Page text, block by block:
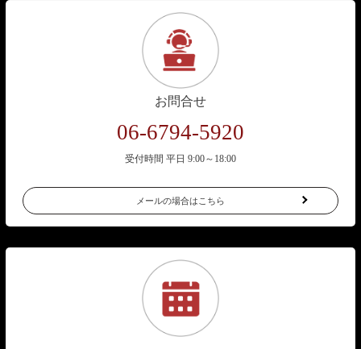
お問合せ
06-6794-5920
受付時間 平日 9:00～18:00
メールの場合はこちら